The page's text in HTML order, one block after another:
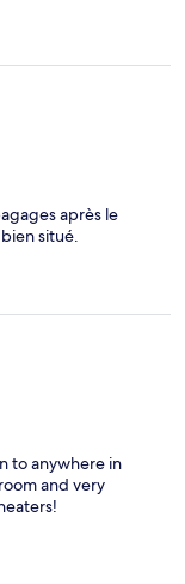
après le
situé.
to anywhere in
and very